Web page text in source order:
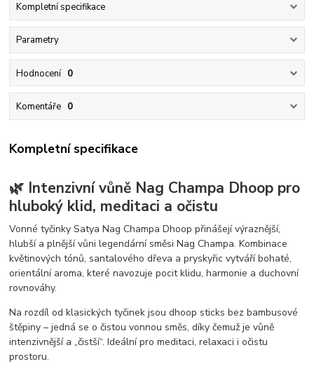
Kompletní specifikace
Parametry
Hodnocení 0
Komentáře 0
Kompletní specifikace
🌿 Intenzivní vůně Nag Champa Dhoop pro
hluboký klid, meditaci a očistu
Vonné tyčinky Satya Nag Champa Dhoop přinášejí výraznější,
hlubší a plnější vůni legendární směsi Nag Champa. Kombinace
květinových tónů, santalového dřeva a pryskyřic vytváří bohaté,
orientální aroma, které navozuje pocit klidu, harmonie a duchovní
rovnováhy.
Na rozdíl od klasických tyčinek jsou dhoop sticks bez bambusové
štěpiny – jedná se o čistou vonnou směs, díky čemuž je vůně
intenzivnější a „čistší“. Ideální pro meditaci, relaxaci i očistu
prostoru.